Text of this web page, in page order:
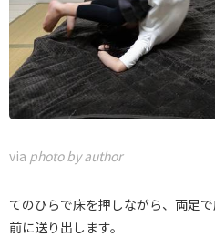
via photo by author
てのひらで床を押しながら、両足
前に送り出します。